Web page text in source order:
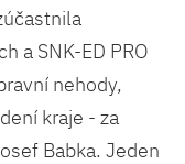
a SNK-ED PRO
nehody,
kraje - za
Babka. Jeden